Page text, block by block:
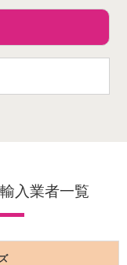
入業者一覧